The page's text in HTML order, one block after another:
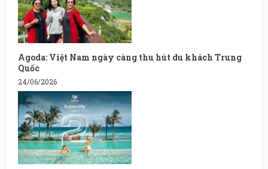
Agoda: Việt Nam ngày càng thu hút du khách Trung
Quốc
24/06/2026